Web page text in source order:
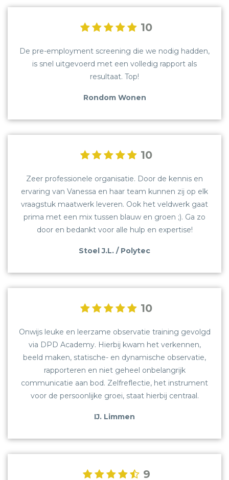
10
De pre-employment screening die we nodig hadden,
is snel uitgevoerd met een volledig rapport als
resultaat. Top!
Rondom Wonen
10
Zeer professionele organisatie. Door de kennis en
ervaring van Vanessa en haar team kunnen zij op elk
vraagstuk maatwerk leveren. Ook het veldwerk gaat
prima met een mix tussen blauw en groen ;). Ga zo
door en bedankt voor alle hulp en expertise!
Stoel J.L. / Polytec
10
Onwijs leuke en leerzame observatie training gevolgd
via DPD Academy. Hierbij kwam het verkennen,
beeld maken, statische- en dynamische observatie,
rapporteren en niet geheel onbelangrijk
communicatie aan bod. Zelfreflectie, het instrument
voor de persoonlijke groei, staat hierbij centraal.
IJ. Limmen
9